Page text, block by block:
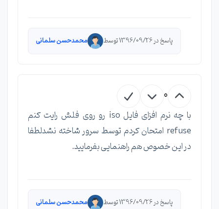
پاسخ در 1396/09/26 توسط محمدحسن سلمانی
0
با چه نرم افزای فایل iso رو روی فلش رایت کنم
refuse امتحان کردم توسط سرور شاخته نشدلطفا
در این خصوص هم راهنمایی بفرمایید.
پاسخ در 1396/09/26 توسط محمدحسن سلمانی